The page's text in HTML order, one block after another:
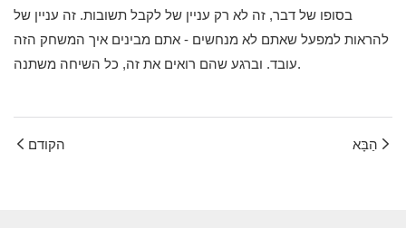
בסופו של דבר, זה לא רק עניין של לקבל תשובות. זה עניין של
להראות למפעל שאתם לא מנחשים - אתם מבינים איך המשחק הזה
עובד. וברגע שהם רואים את זה, כל השיחה משתנה.
הקודם הַבָּא